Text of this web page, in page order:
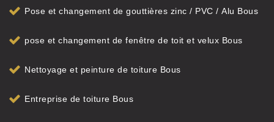
Pose et changement de gouttières zinc / PVC / Alu Bous
pose et changement de fenêtre de toit et velux Bous
Nettoyage et peinture de toiture Bous
Entreprise de toiture Bous